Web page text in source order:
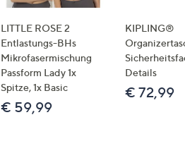
LITTLE ROSE 2
Entlastungs-BHs
Mikrofasermischung
Passform Lady 1x
Spitze, 1x Basic
€ 59,99
KIPLING®
Details
€ 72,99